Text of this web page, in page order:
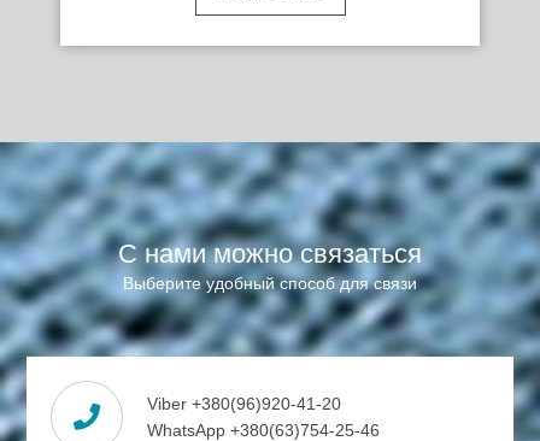
С нами можно связаться
Выберите удобный способ для связи
Viber +380(96)920-41-20
WhatsApp +380(63)754-25-46